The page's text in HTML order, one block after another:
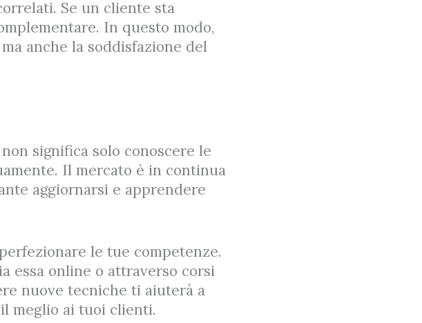
Se un cliente sta
In questo modo,
anche la soddisfazione del
significa solo conoscere le
Il mercato è in continua
aggiornarsi e apprendere
le tue competenze.
essa online o attraverso corsi
nuove tecniche ti aiuterà a
meglio ai tuoi clienti.